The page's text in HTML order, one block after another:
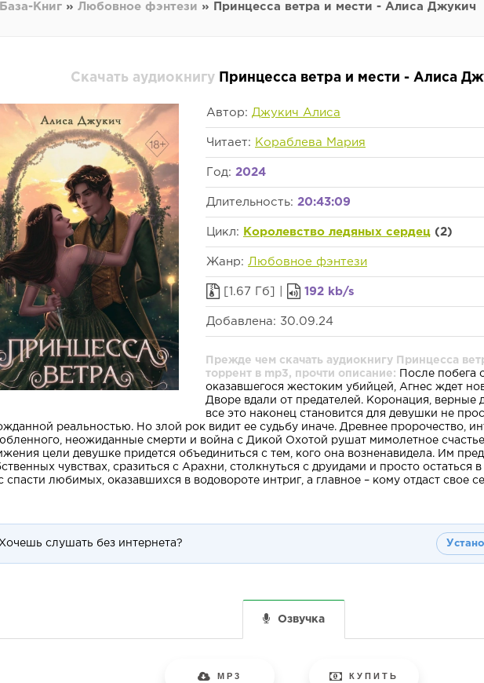
База-Книг » Любовное фэнтези » Принцесса ветра и мести - Алиса Джукич
Скачать аудиокнигу Принцесса ветра и мести - Алиса
Автор: Джукич Алиса
Читает: Кораблева Мария
Год: 2024
Длительность: 20:43:09
Цикл: Королевство ледяных сердец (2)
Жанр: Любовное фэнтези
[1.67 Гб] | 192 kb/s
Добавлена: 30.09.24
Прежде чем скачать аудиокнигу Принцесса
торрент в mp3, прочти описание: После побега
оказавшегося жестоким убийцей, Агнес ждет
Дворе вдали от предателей. Коронация, верные
все это наконец становится для девушки не
реальностью. Но злой рок видит ее судьбу иначе. Древнее пророчество,
неожиданные смерти и война с Дикой Охотой рушат мимолетное
цели девушке придется объединиться с тем, кого она возненавидела. Им
чувствах, сразиться с Арахни, столкнуться с друидами и просто остаться
спасти любимых, оказавшихся в водовороте интриг, а главное – кому отдаст свое
слушать без интернета?
Озвучка
MP3 КУПИТЬ